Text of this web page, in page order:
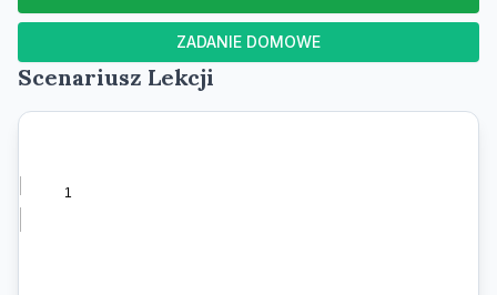
ZADANIE DOMOWE
Scenariusz Lekcji